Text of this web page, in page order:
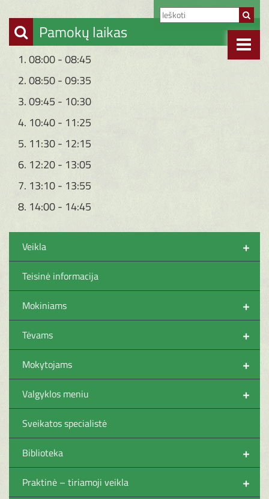
Pamokų laikas
1. 08:00 - 08:45
2. 08:50 - 09:35
3. 09:45 - 10:30
4. 10:40 - 11:25
5. 11:30 - 12:15
6. 12:20 - 13:05
7. 13:10 - 13:55
8. 14:00 - 14:45
+
Veikla
Teisinė informacija
+
Mokiniams
+
Tėvams
+
Mokytojams
+
Valgyklos meniu
Sveikatos specialistė
+
Biblioteka
+
Praktinė – tiriamoji veikla